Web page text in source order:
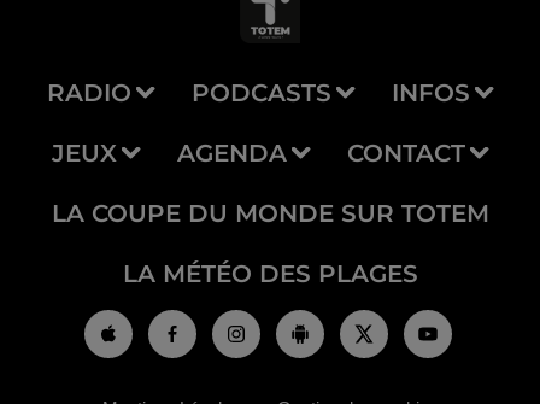
RADIO PODCASTS INFOS
JEUX AGENDA CONTACT
LA COUPE DU MONDE SUR TOTEM
LA MÉTÉO DES PLAGES